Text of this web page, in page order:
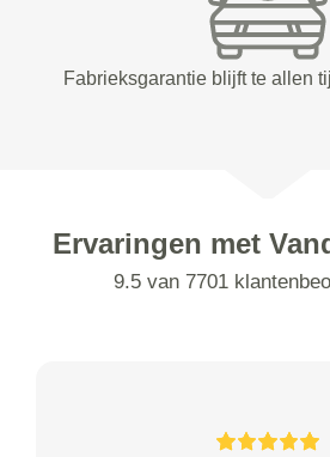
Fabrieksgarantie blijft te allen
Ervaringen met
9.5 van 7701